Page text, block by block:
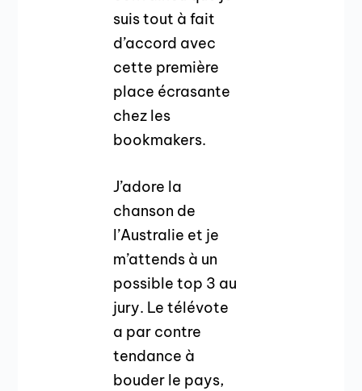
suis tout à fait
d’accord avec
cette première
place écrasante
chez les
bookmakers.
J’adore la
chanson de
l’Australie et je
m’attends à un
possible top 3 au
jury. Le télévote
a par contre
tendance à
bouder le pays,